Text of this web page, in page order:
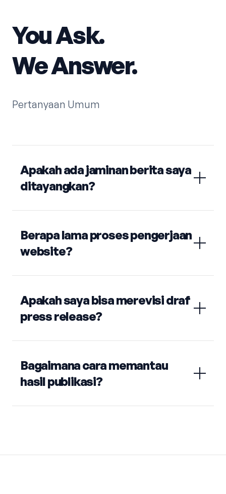
You Ask.
We Answer.
Pertanyaan Umum
Apakah ada jaminan berita saya
ditayangkan?
Berapa lama proses pengerjaan
website?
Apakah saya bisa merevisi draf
press release?
Bagaimana cara memantau
hasil publikasi?